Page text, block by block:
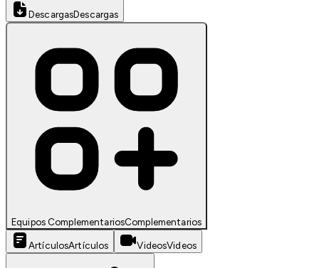
DescargasDescargas
Equipos ComplementariosComplementarios
ArtículosArtículos VideosVideos